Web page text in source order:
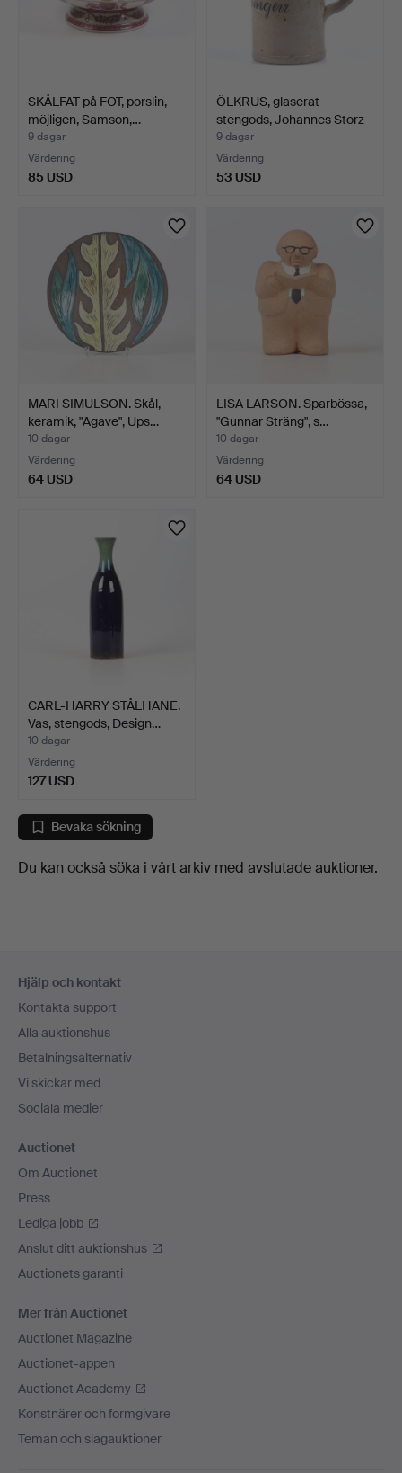
SKÅLFAT på FOT, porslin,
möjligen, Samson,…
9 dagar
Värdering
85 USD
ÖLKRUS, glaserat
stengods, Johannes Storz
…
9 dagar
Värdering
53 USD
MARI SIMULSON. Skål,
keramik, "Agave", Ups…
10 dagar
Värdering
64 USD
LISA LARSON. Sparbössa,
"Gunnar Sträng", s…
10 dagar
Värdering
64 USD
CARL-HARRY STÅLHANE.
Vas, stengods, Design…
10 dagar
Värdering
127 USD
Bevaka sökning
Du kan också söka i vårt arkiv med avslutade auktioner.
Hjälp och kontakt
Kontakta support
Alla auktionshus
Betalningsalternativ
Vi skickar med
Sociala medier
Auctionet
Om Auctionet
Press
Lediga jobb
Anslut ditt auktionshus
Auctionets garanti
Mer från Auctionet
Auctionet Magazine
Auctionet-appen
Auctionet Academy
Konstnärer och formgivare
Teman och slagauktioner